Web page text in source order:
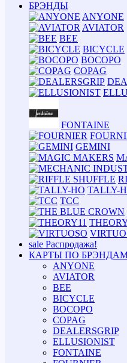
БРЭНДЫ
ANYONE
AVIATOR
BEE
BICYCLE
BOCOPO
COPAG
FONTAINE
GEMINI
TALLY-
TCC
sale Распродажа!
КАРТЫ ПО
ANYONE
AVIATOR
BEE
BICYCLE
BOCOPO
COPAG
DEALERSGRIP
ELLUSIONIST
FONTAINE